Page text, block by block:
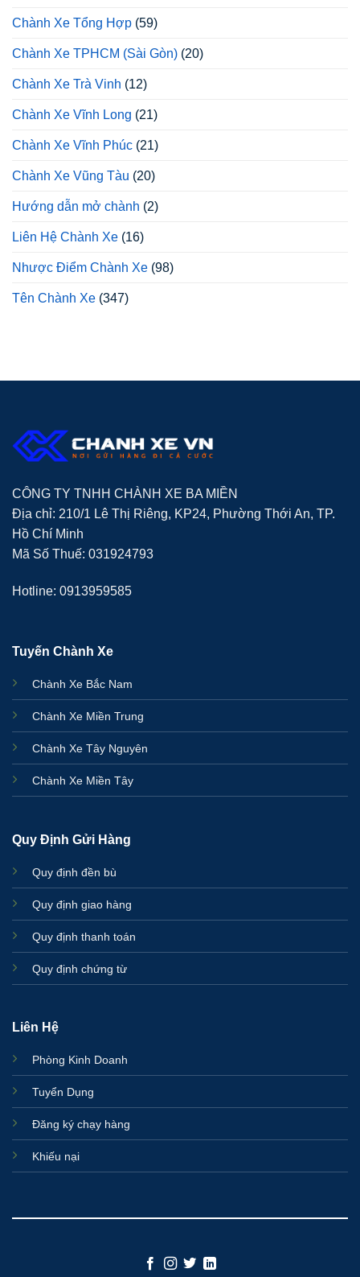
Chành Xe Tổng Hợp (59)
Chành Xe TPHCM (Sài Gòn) (20)
Chành Xe Trà Vinh (12)
Chành Xe Vĩnh Long (21)
Chành Xe Vĩnh Phúc (21)
Chành Xe Vũng Tàu (20)
Hướng dẫn mở chành (2)
Liên Hệ Chành Xe (16)
Nhược Điểm Chành Xe (98)
Tên Chành Xe (347)
CÔNG TY TNHH CHÀNH XE BA MIỀN
Địa chỉ: 210/1 Lê Thị Riêng, KP24, Phường Thới An, TP.
Hồ Chí Minh
Mã Số Thuế: 031924793
Hotline: 0913959585
Tuyến Chành Xe
Chành Xe Bắc Nam
Chành Xe Miền Trung
Chành Xe Tây Nguyên
Chành Xe Miền Tây
Quy Định Gửi Hàng
Quy định đền bù
Quy định giao hàng
Quy định thanh toán
Quy định chứng từ
Liên Hệ
Phòng Kinh Doanh
Tuyển Dụng
Đăng ký chạy hàng
Khiếu nại